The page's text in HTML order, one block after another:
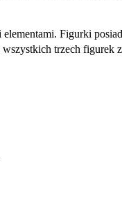
Figurki
trzech figurek